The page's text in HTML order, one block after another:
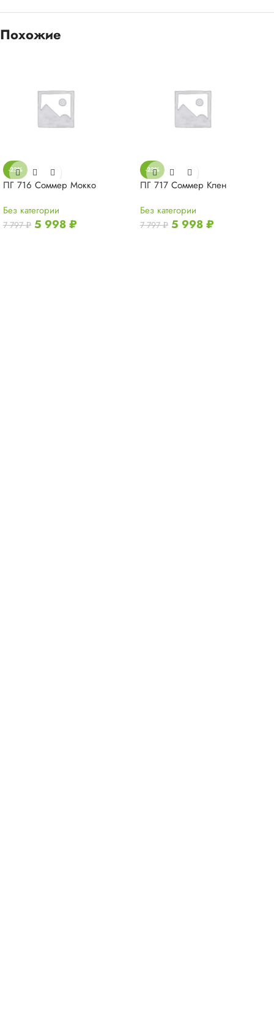
Похожие
-23%
ПГ 716 Соммер Мокко
Без категории
7 797₽ 5 998₽
-23%
ПГ 717 Соммер Клен
Без категории
7 797₽ 5 998₽